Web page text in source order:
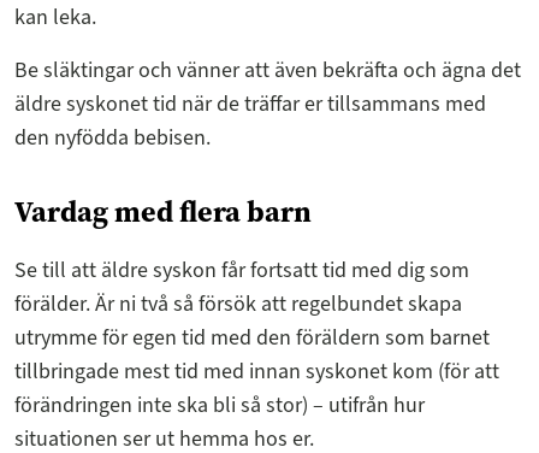
kan leka.
Be släktingar och vänner att även bekräfta och ägna det
äldre syskonet tid när de träffar er tillsammans med
den nyfödda bebisen.
Vardag med flera barn
Se till att äldre syskon får fortsatt tid med dig som
förälder. Är ni två så försök att regelbundet skapa
utrymme för egen tid med den föräldern som barnet
tillbringade mest tid med innan syskonet kom (för att
förändringen inte ska bli så stor) – utifrån hur
situationen ser ut hemma hos er.